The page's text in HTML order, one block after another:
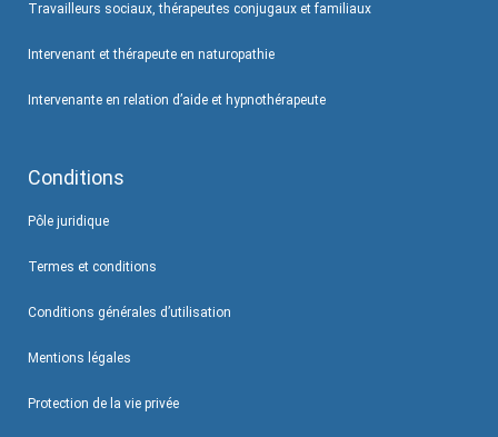
Travailleurs sociaux, thérapeutes conjugaux et familiaux
Intervenant et thérapeute en naturopathie
Intervenante en relation d’aide et hypnothérapeute
Conditions
Pôle juridique
Termes et conditions
Conditions générales d’utilisation
Mentions légales
Protection de la vie privée